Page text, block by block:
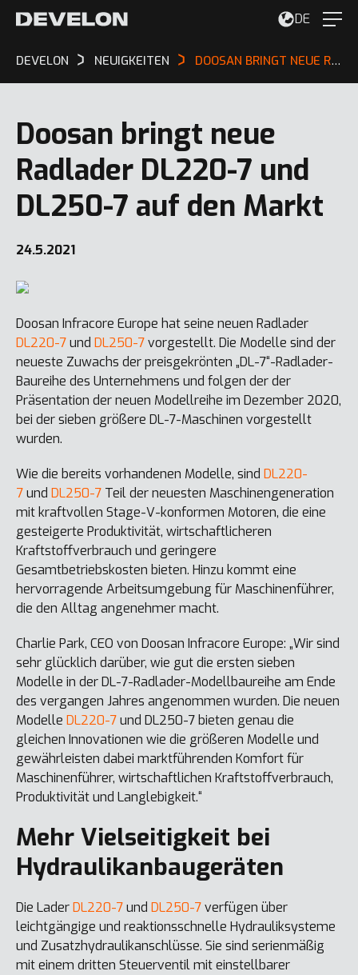
DE
DEVELON NEUIGKEITEN DOOSAN BRINGT NEUE RADLADER DL220-7 UND DL250-7 AUF DEN MARKT
Doosan bringt neue
Radlader DL220-7 und
DL250-7 auf den Markt
24.5.2021
Doosan Infracore Europe hat seine neuen Radlader
DL220-7und DL250-7vorgestellt. Die Modelle sind der
neueste Zuwachs der preisgekrönten „DL-7“-Radlader-
Baureihe des Unternehmens und folgen der der
Präsentation der neuen Modellreihe im Dezember 2020,
bei der sieben größere DL-7-Maschinen vorgestellt
wurden.
Wie die bereits vorhandenen Modelle, sind DL220-
7und DL250-7 Teil der neuesten Maschinengeneration
mit kraftvollen Stage-V-konformen Motoren, die eine
gesteigerte Produktivität, wirtschaftlicheren
Kraftstoffverbrauch und geringere
Gesamtbetriebskosten bieten. Hinzu kommt eine
hervorragende Arbeitsumgebung für Maschinenführer,
die den Alltag angenehmer macht.
Charlie Park, CEO von Doosan Infracore Europe: „Wir sind
sehr glücklich darüber, wie gut die ersten sieben
Modelle in der DL-7-Radlader-Modellbaureihe am Ende
des vergangen Jahres angenommen wurden. Die neuen
Modelle DL220-7und DL250-7 bieten genau die
gleichen Innovationen wie die größeren Modelle und
gewährleisten dabei marktführenden Komfort für
Maschinenführer, wirtschaftlichen Kraftstoffverbrauch,
Produktivität und Langlebigkeit.“
Mehr Vielseitigkeit bei
Hydraulikanbaugeräten
Die LaderDL220-7und DL250-7verfügen über
leichtgängige und reaktionsschnelle Hydrauliksysteme
und Zusatzhydraulikanschlüsse. Sie sind serienmäßig
mit einem dritten Steuerventil mit einstellbarer